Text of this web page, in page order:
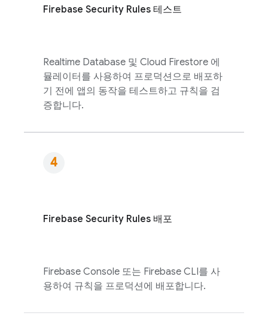
Firebase Security Rules 테스트
Realtime Database 및 Cloud Firestore 에
뮬레이터를 사용하여 프로덕션으로 배포하
기 전에 앱의 동작을 테스트하고 규칙을 검
증합니다.
Firebase Security Rules 배포
Firebase Console 또는 Firebase CLI를 사
용하여 규칙을 프로덕션에 배포합니다.